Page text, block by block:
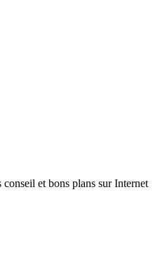
et bons plans sur Internet